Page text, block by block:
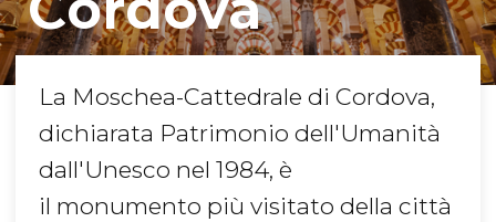
La Moschea-Cattedrale di Cordova,
dichiarata Patrimonio dell'Umanità
dall'Unesco nel 1984, è
il monumento più visitato della città